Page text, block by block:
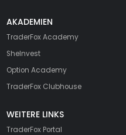
AKADEMIEN
TraderFox Academy
SheInvest
Option Academy
TraderFox Clubhouse
WEITERE LINKS
TraderFox Portal